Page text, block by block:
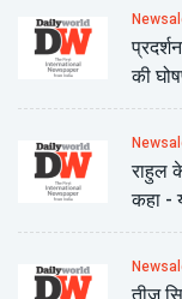
की
राहुल
कहा -